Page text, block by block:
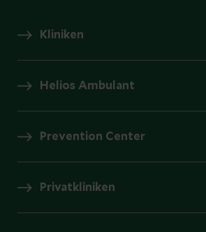
Kliniken
Helios Ambulant
Prevention Center
Privatkliniken